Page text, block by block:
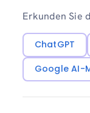
Erkunden Sie
ChatGPT
Google AI-